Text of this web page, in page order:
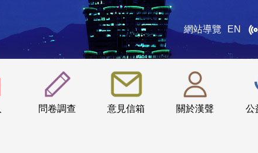
網站導覽 EN
問卷調查 意見信箱 關於漢聲 公
:::